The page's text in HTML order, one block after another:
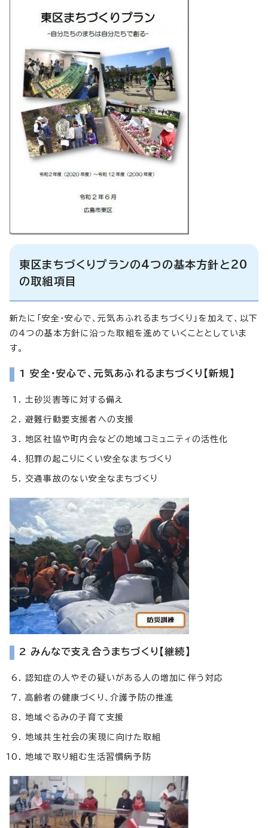
東区まちづくりプランの4つの基本方針と20
の取組項目
新たに「安全・安心で、元気あふれるまちづくり」を加えて、以下
の4つの基本方針に沿った取組を進めていくこととしていま
す。
1 安全・安心で、元気あふれるまちづくり 【新規】
土砂災害等に対する備え
避難行動要支援者への支援
地区社協や町内会などの地域コミュニティの活性化
犯罪の起こりにくい安全なまちづくり
交通事故のない安全なまちづくり
2 みんなで支え合うまちづくり【継続】
認知症の人やその疑いがある人の増加に伴う対応
高齢者の健康づくり、介護予防の推進
地域ぐるみの子育て支援
地域共生社会の実現に向けた取組
地域で取り組む生活習慣病予防